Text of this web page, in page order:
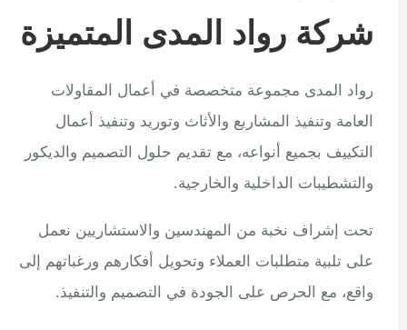
شركة رواد المدى المتميزة
رواد المدى مجموعة متخصصة في أعمال المقاولات
العامة وتنفيذ المشاريع والأثاث وتوريد وتنفيذ أعمال
التكييف بجميع أنواعه، مع تقديم حلول التصميم والديكور
والتشطيبات الداخلية والخارجية.
تحت إشراف نخبة من المهندسين والاستشاريين نعمل
على تلبية متطلبات العملاء وتحويل أفكارهم ورغباتهم إلى
واقع، مع الحرص على الجودة في التصميم والتنفيذ.